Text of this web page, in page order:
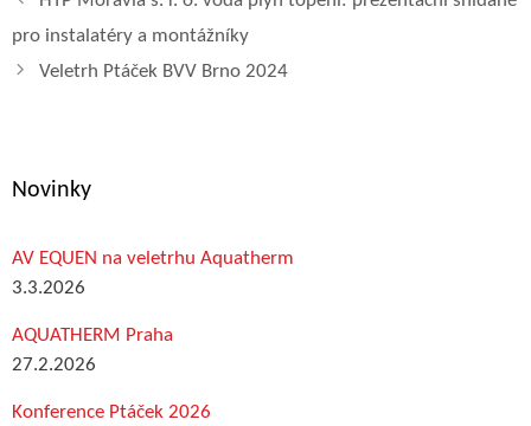
pro instalatéry a montážníky
Veletrh Ptáček BVV Brno 2024
Novinky
AV EQUEN na veletrhu Aquatherm
3.3.2026
AQUATHERM Praha
27.2.2026
Konference Ptáček 2026